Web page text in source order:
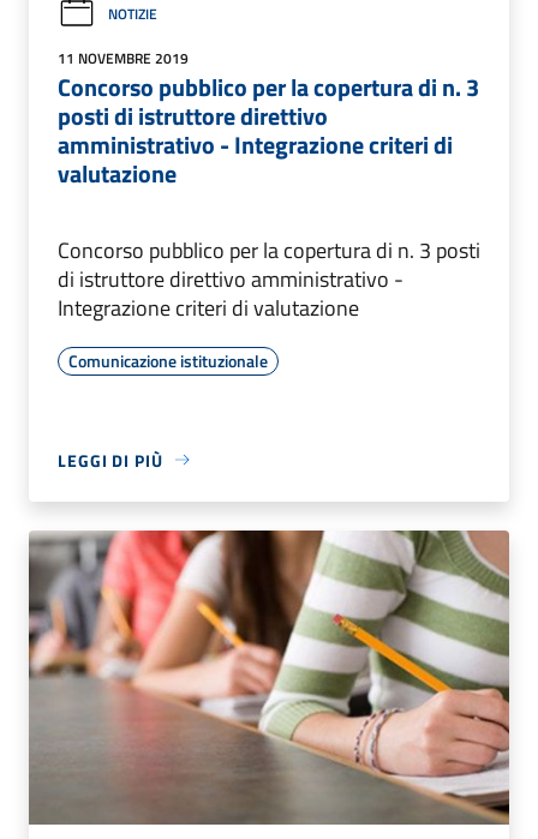
NOTIZIE
11 NOVEMBRE 2019
Concorso pubblico per la copertura di n. 3
posti di istruttore direttivo
amministrativo - Integrazione criteri di
valutazione
Concorso pubblico per la copertura di n. 3 posti
di istruttore direttivo amministrativo -
Integrazione criteri di valutazione
Comunicazione istituzionale
LEGGI DI PIÙ